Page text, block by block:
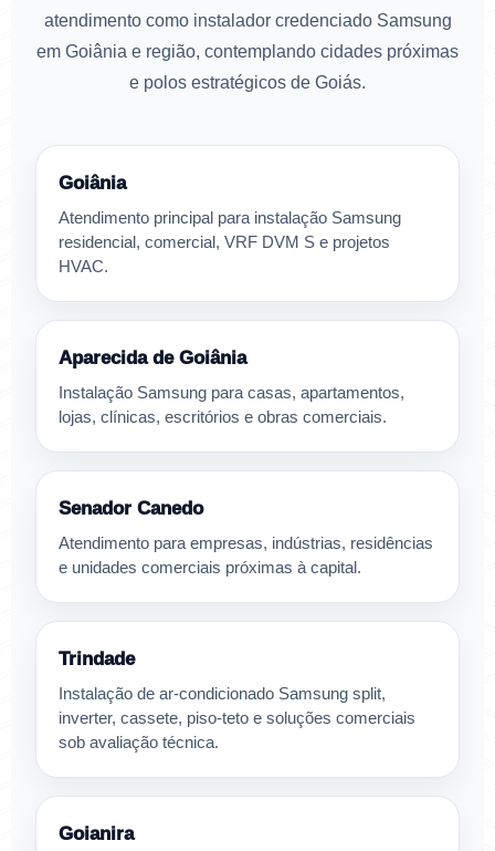
atendimento como instalador credenciado Samsung
em Goiânia e região, contemplando cidades próximas
e polos estratégicos de Goiás.
Goiânia
Atendimento principal para instalação Samsung
residencial, comercial, VRF DVM S e projetos
HVAC.
Aparecida de Goiânia
Instalação Samsung para casas, apartamentos,
lojas, clínicas, escritórios e obras comerciais.
Senador Canedo
Atendimento para empresas, indústrias, residências
e unidades comerciais próximas à capital.
Trindade
Instalação de ar-condicionado Samsung split,
inverter, cassete, piso-teto e soluções comerciais
sob avaliação técnica.
Goianira